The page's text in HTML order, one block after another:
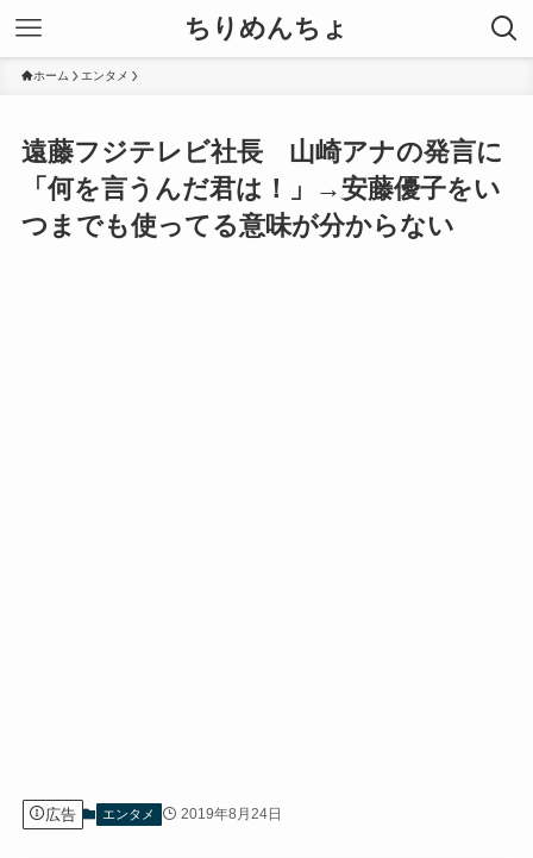
ちりめんちょ
ホーム エンタメ
遠藤フジテレビ社長 山崎アナの発言に
「何を言うんだ君は！」→安藤優子をい
つまでも使ってる意味が分からない
広告 エンタメ 2019年8月24日